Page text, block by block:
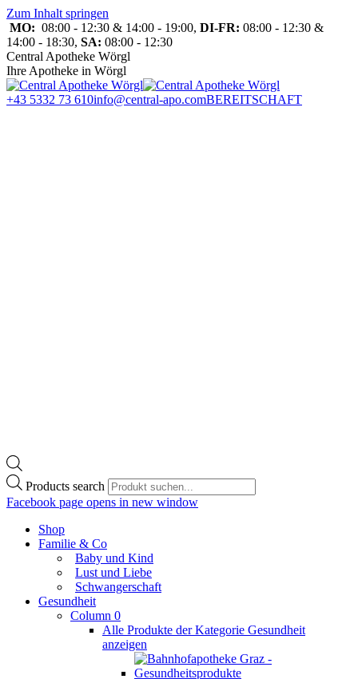
Zum Inhalt springen
MO: 08:00 - 12:30 & 14:00 - 19:00, DI-FR: 08:00 - 12:30 &
14:00 - 18:30, SA: 08:00 - 12:30
Central Apotheke Wörgl
Ihre Apotheke in Wörgl
+43 5332 73 610info@central-apo.comBEREITSCHAFT
Products search
Facebook page opens in new window
Shop
Familie & Co
Baby und Kind
Lust und Liebe
Schwangerschaft
Gesundheit
Column 0
Alle Produkte der Kategorie Gesundheit
anzeigen